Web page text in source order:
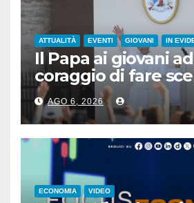
ATTUALITÀ EVENTI GIOVANI IN
Il Papa ai giovani
coraggio di fare
più rivoluzionario”
AGO 6, 2026
ECONOMIA VIDEO